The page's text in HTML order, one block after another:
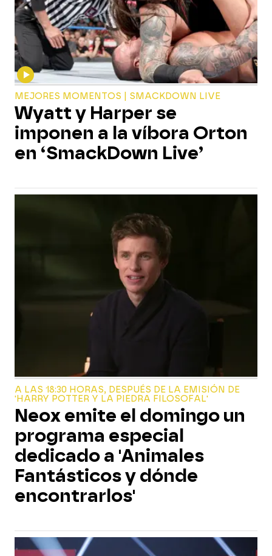
MEJORES MOMENTOS | SMACKDOWN LIVE
Wyatt y Harper se
imponen a la víbora Orton
en ‘SmackDown Live’
A LAS 18:30 HORAS, DESPUÉS DE LA EMISIÓN DE
'HARRY POTTER Y LA PIEDRA FILOSOFAL'
Neox emite el domingo un
programa especial
dedicado a 'Animales
Fantásticos y dónde
encontrarlos'